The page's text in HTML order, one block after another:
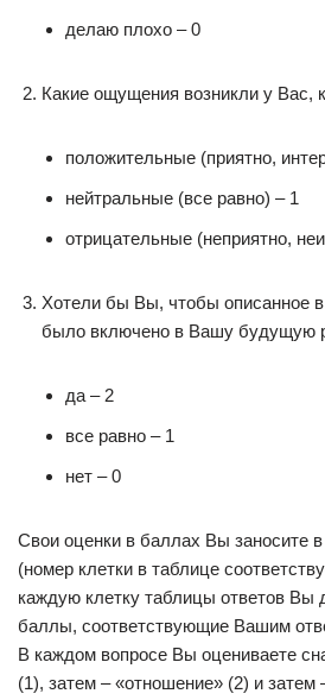
делаю плохо – 0
Какие ощущения возникли у Вас,
положительные (приятно,
нейтральные (все равно) – 1
отрицательные (неприятно,
Хотели бы Вы, чтобы описанное в
было включено в Вашу будущую
да – 2
все равно – 1
нет – 0
Свои оценки в баллах Вы заносите в
(номер клетки в таблице
каждую клетку таблицы ответов Вы
баллы, соответствующие Вашим
В каждом вопросе Вы оцениваете
(1), затем – «отношение» (2) и